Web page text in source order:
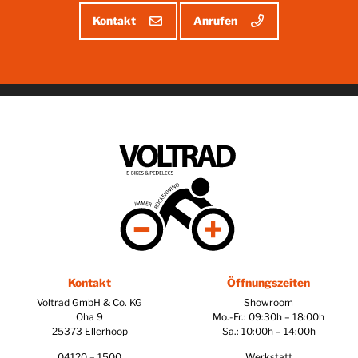
Kontakt Anrufen
Kontakt
Voltrad GmbH & Co. KG
Oha 9
25373 Ellerhoop
Öffnungszeiten
Showroom
Mo.-Fr.: 09:30h – 18:00h
Sa.: 10:00h – 14:00h